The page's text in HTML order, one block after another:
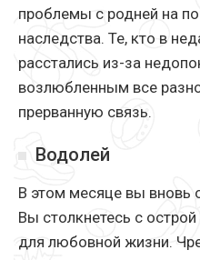
проблемы с родней на
наследства. Те, кто в
расстались из-за
возлюбленным все
прерванную связь.
Водолей
В этом месяце вы вновь
Вы столкнетесь с
для любовной жизни.